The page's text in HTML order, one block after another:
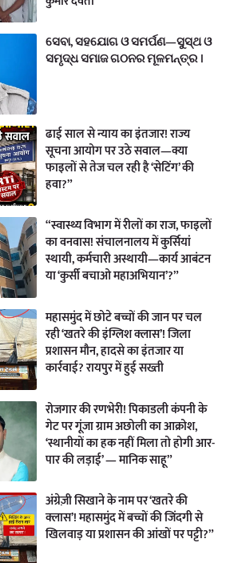
ସେବା, ସହଯୋଗ ଓ ସମର୍ପଣ—ସୁସ୍ଥ ଓ
ସମୃଦ୍ଧ ସମାଜ ଗଠନର ମୂଳମନ୍ତ୍ର ।
ढाई साल से न्याय का इंतजार! राज्य
सूचना आयोग पर उठे सवाल—क्या
फाइलों से तेज चल रही है ‘सेटिंग’ की
हवा?”
“स्वास्थ्य विभाग में रीलों का राज, फाइलों
का वनवास! संचालनालय में कुर्सियां
स्थायी, कर्मचारी अस्थायी—कार्य आबंटन
या ‘कुर्सी बचाओ महाअभियान’?”
महासमुंद में छोटे बच्चों की जान पर चल
रही ‘खतरे की इंग्लिश क्लास’! जिला
प्रशासन मौन, हादसे का इंतजार या
कार्रवाई? रायपुर में हुई सख्ती
रोजगार की रणभेरी! पिकाडली कंपनी के
गेट पर गूंजा ग्राम अछोली का आक्रोश,
‘स्थानीयों का हक नहीं मिला तो होगी आर-
पार की लड़ाई’ — मानिक साहू”
अंग्रेज़ी सिखाने के नाम पर ‘खतरे की
क्लास’! महासमुंद में बच्चों की जिंदगी से
खिलवाड़ या प्रशासन की आंखों पर पट्टी?”